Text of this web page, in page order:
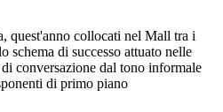
quest'anno collocati nel Mall tra i
schema di successo attuato nelle
conversazione dal tono informale
di primo piano